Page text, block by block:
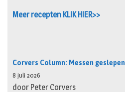
Meer recepten KLIK HIER>>
Corvers Column: Messen geslepen
8 juli 2026
door Peter Corvers